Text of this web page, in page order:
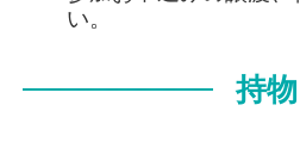
い。
持物